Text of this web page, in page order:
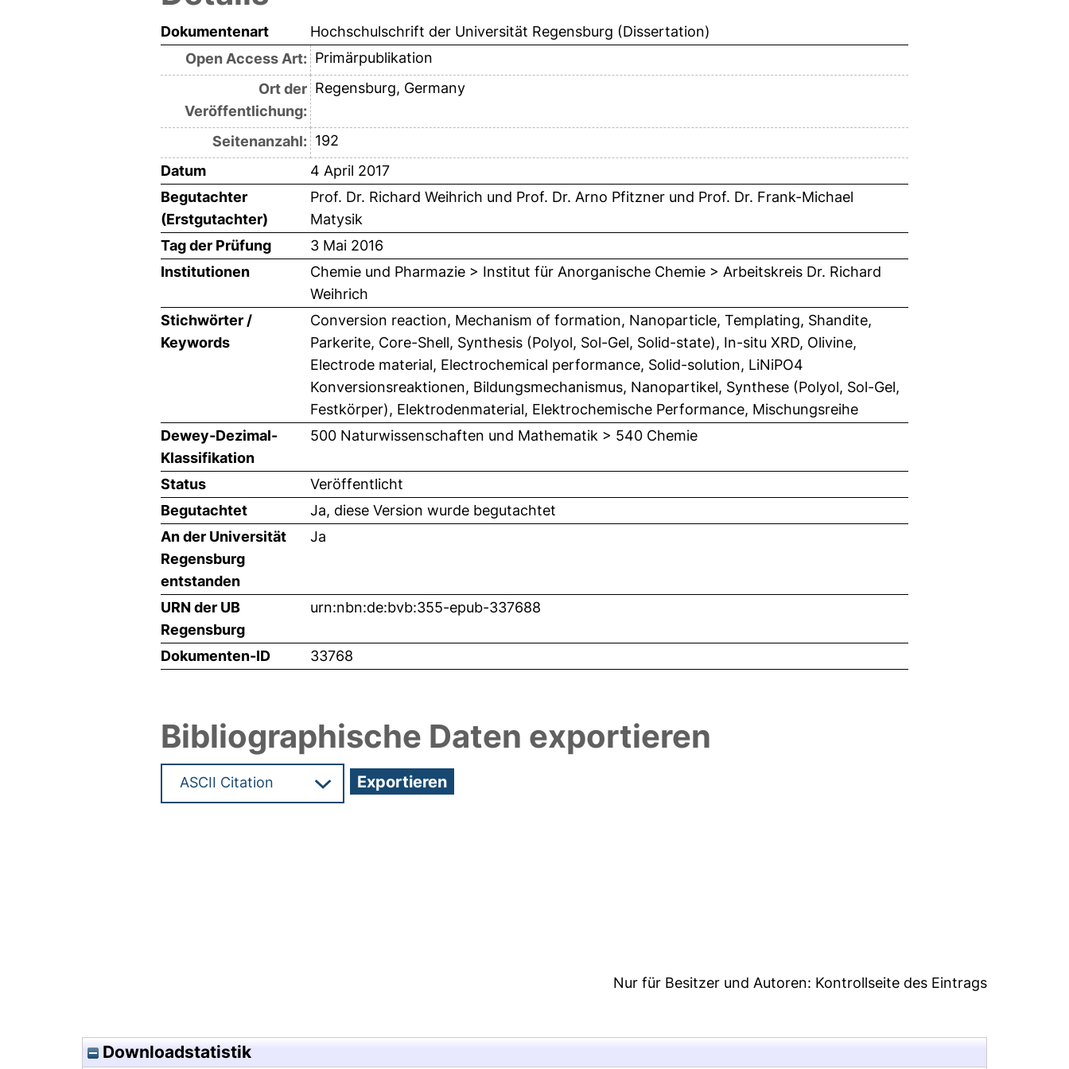
Dokumentenart
Hochschulschrift der Universität Regensburg (Dissertation)
Open Access Art: Primärpublikation
Ort der
Veröffentlichung:
Regensburg, Germany
Seitenanzahl: 192
Datum
4 April 2017
Begutachter
(Erstgutachter)
Prof. Dr. Richard Weihrich und Prof. Dr. Arno Pfitzner und Prof. Dr. Frank-Michael
Matysik
Tag der Prüfung
3 Mai 2016
Institutionen
Chemie und Pharmazie > Institut für Anorganische Chemie > Arbeitskreis Dr. Richard
Weihrich
Stichwörter /
Keywords
Conversion reaction, Mechanism of formation, Nanoparticle, Templating, Shandite,
Parkerite, Core-Shell, Synthesis (Polyol, Sol-Gel, Solid-state), In-situ XRD, Olivine,
Electrode material, Electrochemical performance, Solid-solution, LiNiPO4
Konversionsreaktionen, Bildungsmechanismus, Nanopartikel, Synthese (Polyol, Sol-Gel,
Festkörper), Elektrodenmaterial, Elektrochemische Performance, Mischungsreihe
Dewey-Dezimal-
Klassifikation
500 Naturwissenschaften und Mathematik > 540 Chemie
Status
Veröffentlicht
Begutachtet
Ja, diese Version wurde begutachtet
An der Universität
Regensburg
entstanden
Ja
URN der UB
Regensburg
urn:nbn:de:bvb:355-epub-337688
Dokumenten-ID 33768
Bibliographische Daten exportieren
Nur für Besitzer und Autoren: Kontrollseite des Eintrags
Downloadstatistik